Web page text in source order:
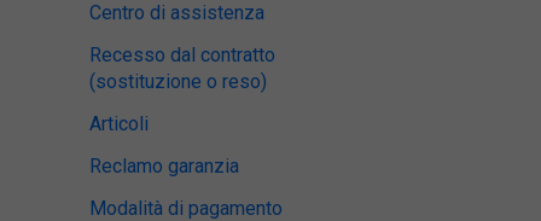
Centro di assistenza
Recesso dal contratto
(sostituzione o reso)
Articoli
Reclamo garanzia
Modalità di pagamento